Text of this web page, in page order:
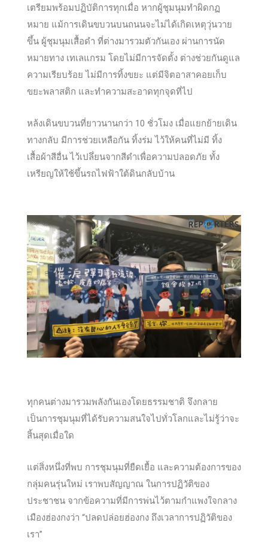
เตรียมพร้อมปฏิบัติการทุกเมื่อ หากผู้ชุมนุมทำผิดกฏ
หมาย แม้การเดินขบวนบนถนนจะไม่ได้เกิดเหตุวุ่นวาย
ขึ้น ผู้ชุมนุมเสื้อดำ ที่ต่างมารวมตัวกันเอง ผ่านการนัด
หมายทาง เทเลแกรม โดยไม่มีการจัดตั้ง ต่างช่วยกันดูแล
ความเรียบร้อย ไม่มีการทิ้งขยะ แต่มีจิตอาสาคอยเก็บ
ขยะพลาสติก และทำความสะอาดทุกจุดที่ไป
หล้งเดินขบวนที่ยาวนานกว่า 10 ชั่วโมง เมื่อแยกย้ายเดิน
ทางกลับ มีการช่วยเหลือกัน ทิ้งร่ม ไว้ให้คนที่ไม่มี ทิ้ง
เสื้อผ้าสีอื่น ไว้เปลึ่ยนจากสีดำเพื่อความปลอดภัย ทั้ง
เหรียญให้ใช้ขึ้นรถไฟฟ้าใต้ดินกลับบ้าน
ทุกคนต่างมารวมพลังกันเองโดยธรรมชาติ จึงกลาย
เป็นการชุมนุมที่ได้รับความสนใจไปทั่วโลกและไม่รู้ว่าจะ
สิ้นสุดเมื่อใด
แต่สิ่งหนึ่งที่พบ การชุมนุมที่ยืดเยื้อ และความต้องการของ
กลุ่มคนรุ่นใหม่ เราพบสัญญาณ ในการปฏิวัติของ
ประชาชน จากข้อความที่มีการพ่นไว้ตามกำแพงใจกลาง
เมืองฮ่องกงว่า “ปลดปล่อยฮ่องกง ถึงเวลาการปฏิวัติของ
เรา”